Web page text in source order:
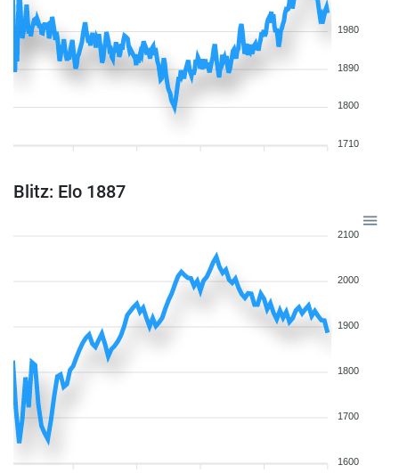
1980
1890
1800
1710
Blitz: Elo 1887
2100
2000
1900
1800
1700
1600